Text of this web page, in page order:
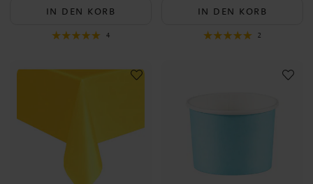
IN DEN KORB
4
IN DEN KORB
2